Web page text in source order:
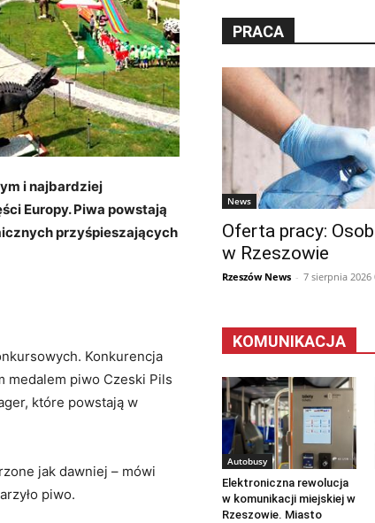
i najbardziej
Europy. Piwa powstają
przyśpieszających
Konkurencja
medalem piwo Czeski Pils
które powstają w
jak dawniej – mówi
piwo.
PRACA
News
Oferta pracy:
w Rzeszowie
Rzeszów News - 7 sierpnia 2026
KOMUNIKACJA
Autobusy
Elektroniczna rewolucja
w komunikacji miejskiej w
Rzeszowie. Miasto